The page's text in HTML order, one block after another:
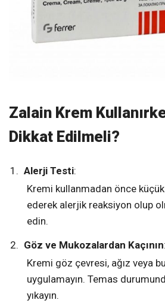
Zalain Krem
Dikkat Edilmeli?
Alerji Testi:
Kremi kullanmadan önce
ederek alerjik reaksiyon olup
edin.
Göz ve Mukozalardan Kaçının:
Kremi göz çevresi, ağız veya
uygulamayın. Temas
yıkayın.